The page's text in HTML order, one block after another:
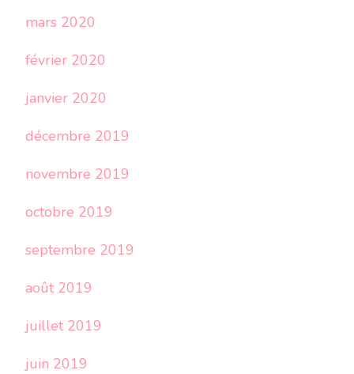
mars 2020
février 2020
janvier 2020
décembre 2019
novembre 2019
octobre 2019
septembre 2019
août 2019
juillet 2019
juin 2019